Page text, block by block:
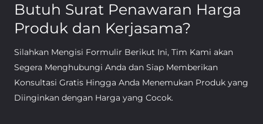
Butuh Surat Penawaran Harga
Produk dan Kerjasama?
Silahkan Mengisi Formulir Berikut Ini, Tim Kami akan
Segera Menghubungi Anda dan Siap Memberikan
Konsultasi Gratis Hingga Anda Menemukan Produk yang
Diinginkan dengan Harga yang Cocok.